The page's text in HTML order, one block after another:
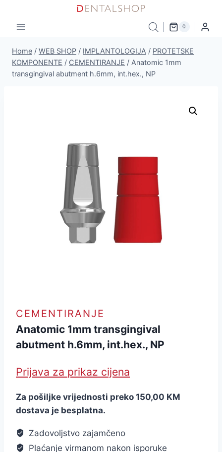
content
0
Home / WEB SHOP / IMPLANTOLOGIJA / PROTETSKE
KOMPONENTE / CEMENTIRANJE / Anatomic 1mm
transgingival abutment h.6mm, int.hex., NP
CEMENTIRANJE
Anatomic 1mm transgingival
abutment h.6mm, int.hex., NP
Prijava za prikaz cijena
Za pošiljke vrijednosti preko 150,00 KM
dostava je besplatna.
Zadovoljstvo zajamčeno
Plaćanje virmanom nakon isporuke